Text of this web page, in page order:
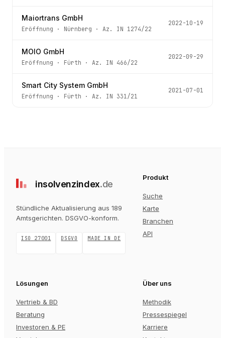
Maiortrans GmbH
Eröffnung · Nürnberg · Az. IN 1274/22
2022-10-19
MOIO GmbH
Eröffnung · Fürth · Az. IN 466/22
2022-09-29
Smart City System GmbH
Eröffnung · Fürth · Az. IN 331/21
2021-07-01
insolvenzindex.de
Stündliche Aktualisierung aus 189
Amtsgerichten. DSGVO-konform.
ISO 27001 DSGVO MADE IN DE
Produkt
Suche
Karte
Branchen
API
Lösungen
Vertrieb & BD
Beratung
Investoren & PE
Über uns
Methodik
Pressespiegel
Karriere